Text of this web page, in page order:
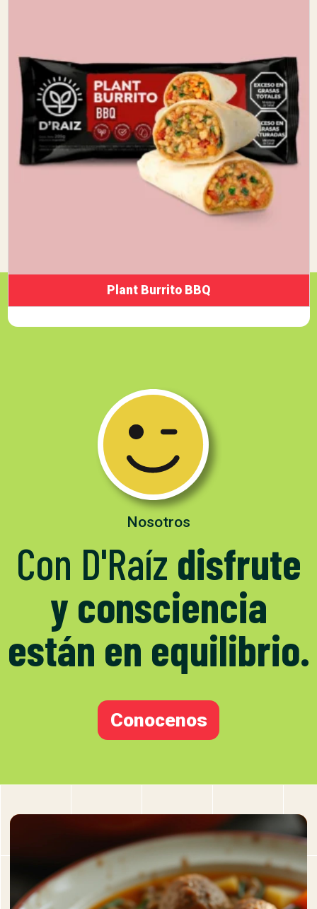
Plant Burrito BBQ
Nosotros
Con D'Raíz disfrute
y consciencia
están en equilibrio.
Conocenos